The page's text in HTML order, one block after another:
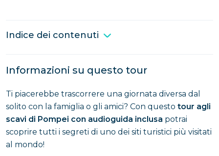
Indice dei contenuti
Informazioni su questo tour
Ti piacerebbe trascorrere una giornata diversa dal
solito con la famiglia o gli amici? Con questo tour agli
scavi di Pompei con audioguida inclusa potrai
scoprire tutti i segreti di uno dei siti turistici più visitati
al mondo!